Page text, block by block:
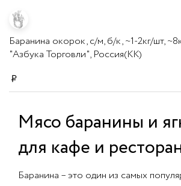
Баранина окорок, с/м, б/к, ~1-2кг/шт,
"Азбука Торговли", Россия(КК)
Мясо баранины и
для кафе и
Баранина – это один из самых